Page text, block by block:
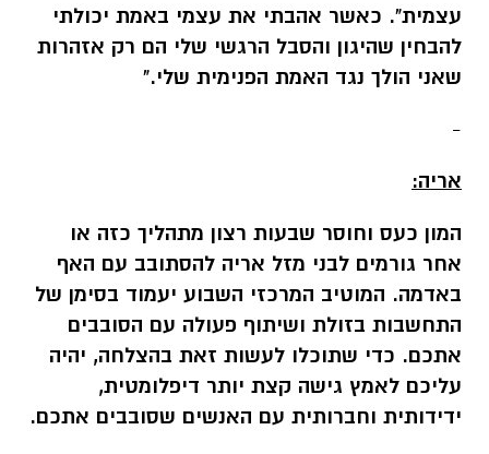
עצמית". כאשר אהבתי את עצמי באמת יכולתי
להבחין שהיגון והסבל הרגשי שלי הם רק אזהרות
שאני הולך נגד האמת הפנימית שלי."
-
אריה:
המון כעס וחוסר שבעות רצון מתהליך כזה או
אחר גורמים לבני מזל אריה להסתובב עם האף
באדמה. המוטיב המרכזי השבוע יעמוד בסימן של
התחשבות בזולת ושיתוף פעולה עם הסובבים
אתכם. כדי שתוכלו לעשות זאת בהצלחה, יהיה
עליכם לאמץ גישה קצת יותר דיפלומטית,
ידידותית וחברותית עם האנשים שסובבים אתכם.